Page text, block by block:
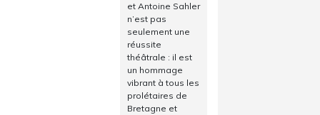
et Antoine Sahler
n’est pas
seulement une
réussite
théâtrale : il est
un hommage
vibrant à tous les
prolétaires de
Bretagne et